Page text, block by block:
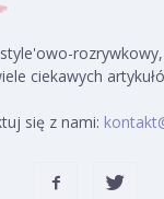
ciekawych
się z nami: